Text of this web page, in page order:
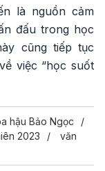
là nguồn cảm
đấu trong học
cũng tiếp tục
việc “học suốt
hậu Bảo Ngọc
2023
văn